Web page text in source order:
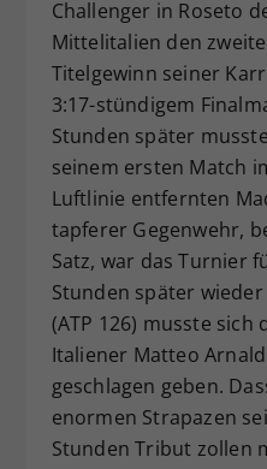
Challenger in Roseto
Mittelitalien den
Titelgewinn seiner
3:17-stündigem
Stunden später
seinem ersten Match
Luftlinie entfernten
tapferer Gegenwehr,
Satz, war das Turnier
Stunden später
(ATP 126) musste sich
Italiener Matteo
geschlagen geben.
enormen Strapazen
Stunden Tribut zollen